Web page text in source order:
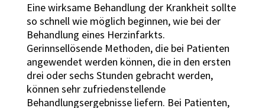
Eine wirksame Behandlung der Krankheit sollte
so schnell wie möglich beginnen, wie bei der
Behandlung eines Herzinfarkts.
Gerinnsellösende Methoden, die bei Patienten
angewendet werden können, die in den ersten
drei oder sechs Stunden gebracht werden,
können sehr zufriedenstellende
Behandlungsergebnisse liefern. Bei Patienten,